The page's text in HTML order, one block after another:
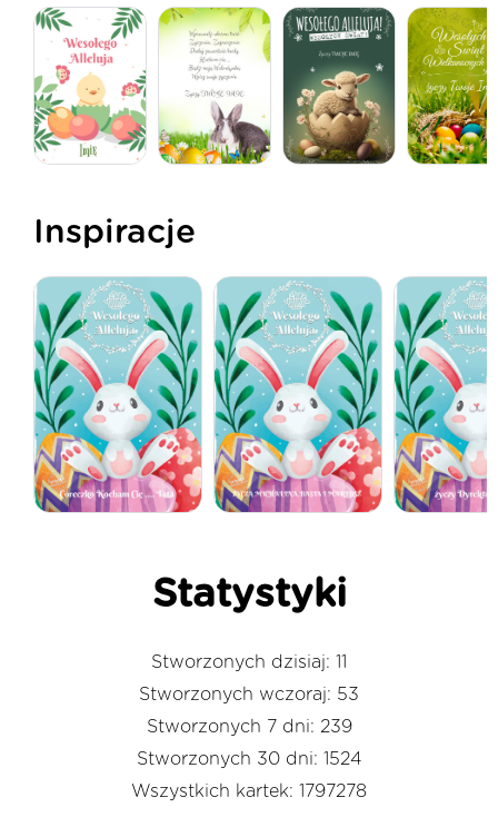
Inspiracje
Statystyki
Stworzonych dzisiaj: 11
Stworzonych wczoraj: 53
Stworzonych 7 dni: 239
Stworzonych 30 dni: 1524
Wszystkich kartek: 1797278